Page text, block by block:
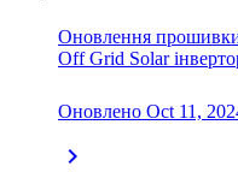
Оновлення прошивки
Off Grid Solar
Оновлено Oct 11,
chevron_right